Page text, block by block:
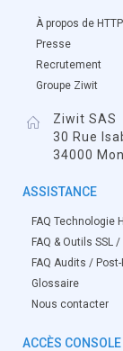
À propos de
Presse
Recrutement
Groupe Ziwit
Ziwit SAS
30 Rue
34000
ASSISTANCE
FAQ Technologie
FAQ & Outils SSL /
FAQ Audits /
Glossaire
Nous contacter
ACCÈS CONSOLE